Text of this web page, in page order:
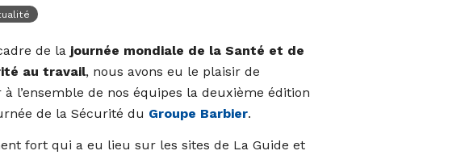
de la journée mondiale de la Santé et de
au travail, nous avons eu le plaisir de
à l’ensemble de nos équipes la deuxième édition
de la Sécurité du Groupe Barbier.
fort qui a eu lieu sur les sites de La Guide et